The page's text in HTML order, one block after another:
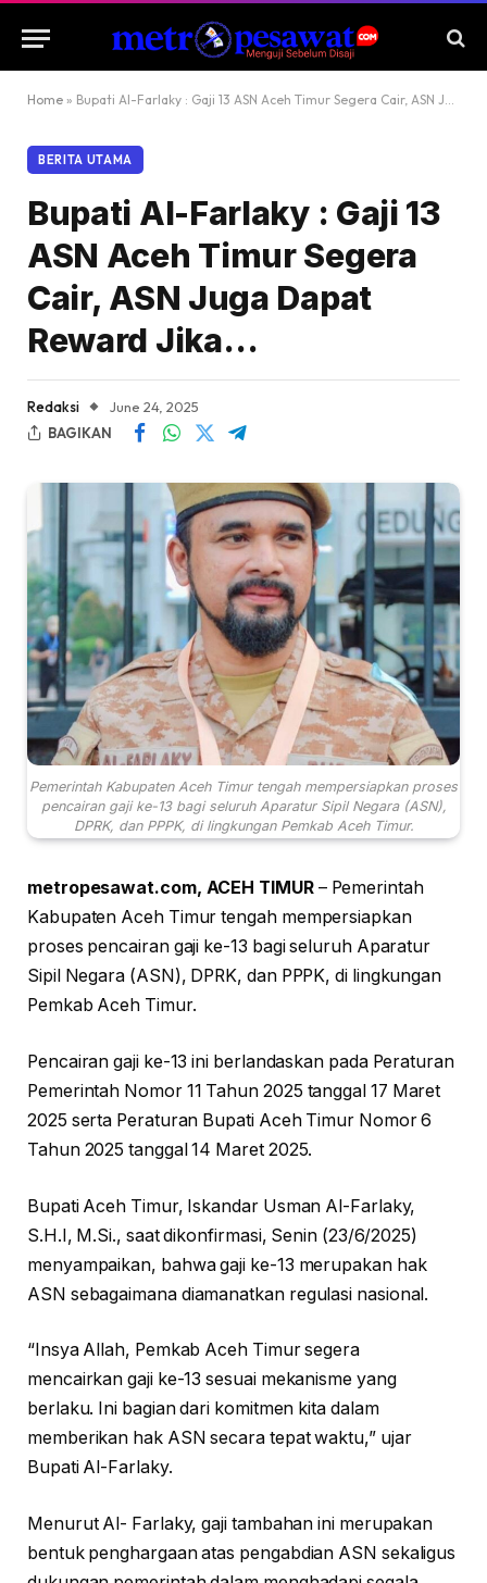
Home » Bupati Al-Farlaky : Gaji 13 ASN Aceh Timur Segera Cair, ASN Juga Dapat Reward Jika…
BERITA UTAMA
Bupati Al-Farlaky : Gaji 13
ASN Aceh Timur Segera
Cair, ASN Juga Dapat
Reward Jika…
Redaksi
June 24, 2025
BAGIKAN
Pemerintah Kabupaten Aceh Timur tengah mempersiapkan proses
pencairan gaji ke-13 bagi seluruh Aparatur Sipil Negara (ASN),
DPRK, dan PPPK, di lingkungan Pemkab Aceh Timur.
metropesawat.com, ACEH TIMUR– Pemerintah
Kabupaten Aceh Timur tengah mempersiapkan
proses pencairan gaji ke-13 bagi seluruh Aparatur
Sipil Negara (ASN), DPRK, dan PPPK, di lingkungan
Pemkab Aceh Timur.
Pencairan gaji ke-13 ini berlandaskan pada Peraturan
Pemerintah Nomor 11 Tahun 2025 tanggal 17 Maret
2025 serta Peraturan Bupati Aceh Timur Nomor 6
Tahun 2025 tanggal 14 Maret 2025.
Bupati Aceh Timur, Iskandar Usman Al-Farlaky,
S.H.I, M.Si., saat dikonfirmasi, Senin (23/6/2025)
menyampaikan, bahwa gaji ke-13 merupakan hak
ASN sebagaimana diamanatkan regulasi nasional.
“Insya Allah, Pemkab Aceh Timur segera
mencairkan gaji ke-13 sesuai mekanisme yang
berlaku. Ini bagian dari komitmen kita dalam
memberikan hak ASN secara tepat waktu,” ujar
Bupati Al-Farlaky.
Menurut Al- Farlaky, gaji tambahan ini merupakan
bentuk penghargaan atas pengabdian ASN sekaligus